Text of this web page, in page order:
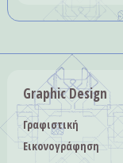
Graphic Design
Γραφιστική
Εικονογράφηση